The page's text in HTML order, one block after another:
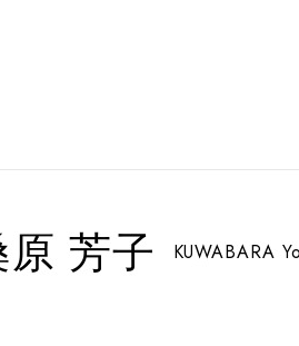
原 芳子 KUWABARA